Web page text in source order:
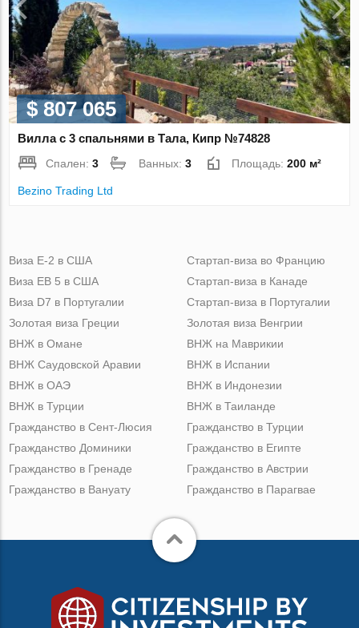
$ 807 065
Вилла с 3 спальнями в Тала, Кипр №74828
Спален:3 Ванных:3 Площадь:200 м²
Bezino Trading Ltd
Виза Е-2 в США
Виза ЕВ 5 в США
Виза D7 в Португалии
Золотая виза Греции
Стартап-виза во Францию
Стартап-виза в Канаде
Стартап-виза в Португалии
Золотая виза Венгрии
ВНЖ в Омане
ВНЖ Саудовской Аравии
ВНЖ в ОАЭ
ВНЖ в Турции
ВНЖ на Маврикии
ВНЖ в Испании
ВНЖ в Индонезии
ВНЖ в Таиланде
Гражданство в Сент-Люсия
Гражданство Доминики
Гражданство в Гренаде
Гражданство в Вануату
Гражданство в Турции
Гражданство в Египте
Гражданство в Австрии
Гражданство в Парагвае